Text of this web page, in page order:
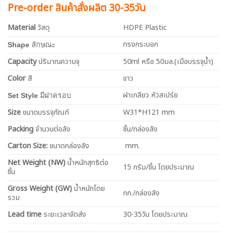
Pre-order สินค้าสั่งผลิต 30-35วัน
Material วัสดุ HDPE Plastic
Shape ลักษณะ
ทรงกระบอก
Capacityปริมาณความจุ
50ml หรือ 50มล.(เมือบรรจุน้ำ)
Colorสี ขาว
Set Style มีฝาครอบ
ฝาเกลียว หัวสเปร์ย
Sizeขนาดบรรจุภัณฑ์
W31*H121 mm
Packingจำนวนต่อลัง
ชิ้น/กล่องลัง
Carton Size:ขนาดกล่องลัง
mm.
NetWeight (NW)น้ำหนักสุทธิต่อ
ชิ้น
15 กรัม/ชิ้น โดยประมาณ
Gross Weight (GW)น้ำหนักโดย
รวม
กก./กล่องลัง
Lead time ระยะเวลาจัดส่ง 30-35วัน โดยประมาณ